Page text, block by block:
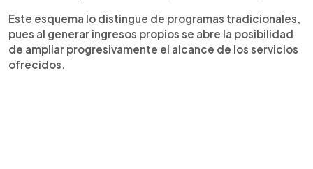
Este esquema lo distingue de programas tradicionales,
pues al generar ingresos propios se abre la posibilidad
de ampliar progresivamente el alcance de los servicios
ofrecidos.